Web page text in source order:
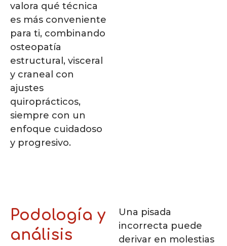
valora qué técnica
es más conveniente
para ti, combinando
osteopatía
estructural, visceral
y craneal con
ajustes
quiroprácticos,
siempre con un
enfoque cuidadoso
y progresivo.
Podología y
análisis
Una pisada
incorrecta puede
derivar en molestias